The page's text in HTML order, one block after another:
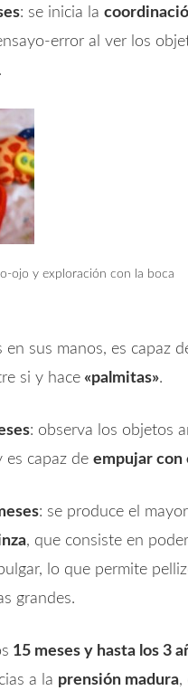
: se inicia la
error al ver los
ojo y exploración con la boca
sus manos, es capaz
si y hace «palmitas».
: observa los objetos
es capaz de empujar con
: se produce el
, que consiste en
lo que permite
grandes.
15 meses y hasta los 3
a la prensión madura,